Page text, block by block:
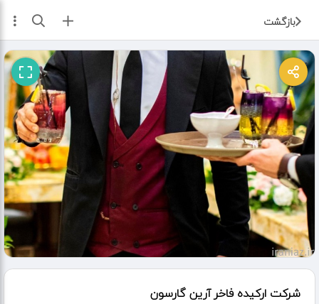
بازگشت ثبت آگهی
شرکت ارکیده فاخر آرین گارسون